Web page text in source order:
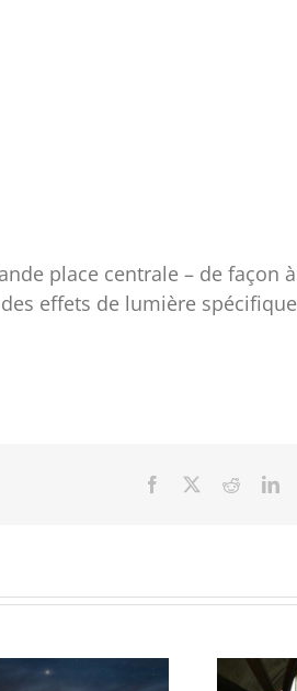
place centrale – de façon
effets de lumière
Facebook Reddit